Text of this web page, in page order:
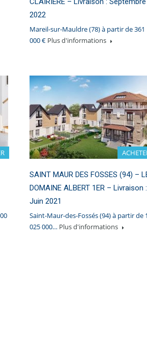
2022
Mareil-sur-Mauldre (78) à partir de 361
000 € Plus d'informations
SAINT MAUR DES FOSSES (94) –
DOMAINE ALBERT 1ER – Livraison :
Juin 2021
Saint-Maur-des-Fossés (94) à partir de 1
025 000… Plus d'informations